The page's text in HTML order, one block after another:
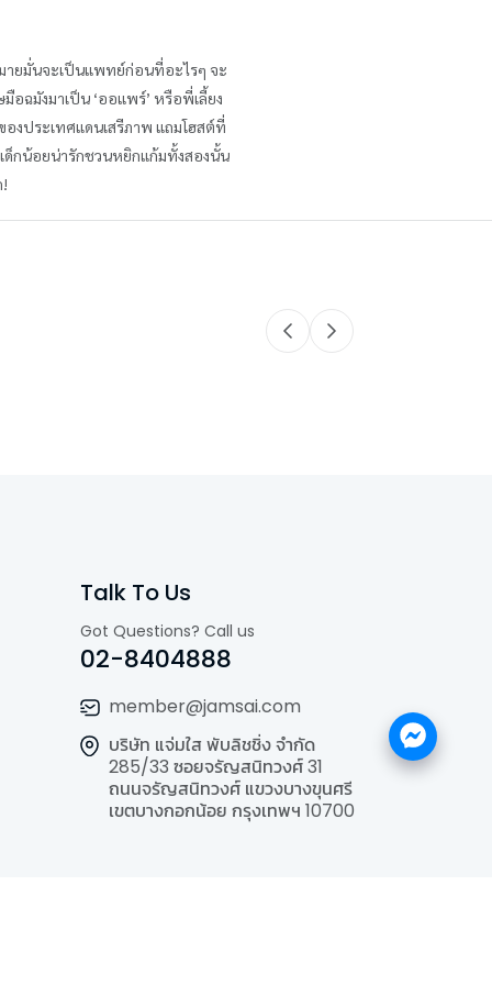
มายมั่นจะเป็นแพทย์ก่อนที่อะไรๆ จะ
อฉมังมาเป็น ‘ออแพร์’ หรือพี่เลี้ยง
งประเทศแดนเสรีภาพ แถมโฮสต์ที่
ด็กน้อยน่ารักชวนหยิกแก้มทั้งสองนั้น
Talk To Us
Got Questions? Call us
02-8404888
member@jamsai.com
บริษัท แจ่มใส พับลิชชิ่ง จำกัด
285/33 ซอยจรัญสนิทวงศ์ 31
ถนนจรัญสนิทวงศ์ แขวงบางขุนศรี
เขตบางกอกน้อย กรุงเทพฯ 10700